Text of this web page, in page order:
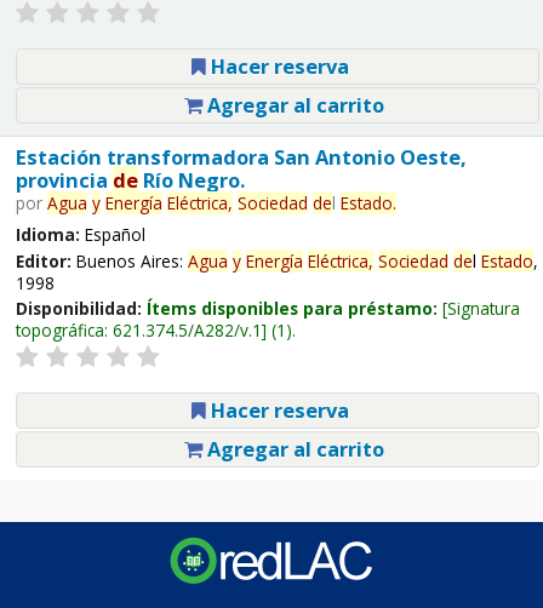
Hacer reserva
Agregar al carrito
Estación transformadora San Antonio Oeste,
provincia deRío Negro.
por Agua y Energía Eléctrica, Sociedad del Estado.
Idioma: Español
Editor: Buenos Aires: Agua y Energía Eléctrica, Sociedad del Estado,
1998
Disponibilidad: Ítems disponibles para préstamo: Signatura
topográfica: 621.374.5/A282/v.1 (1).
Hacer reserva
Agregar al carrito